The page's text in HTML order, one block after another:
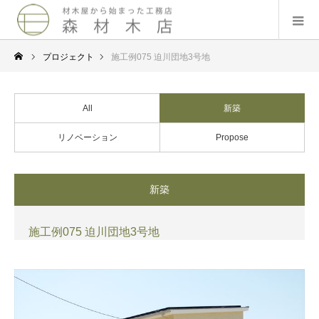
プロジェクト 施工例075 迫川団地3号地
All 新築
リノベーション Propose
新築
施工例075 迫川団地3号地